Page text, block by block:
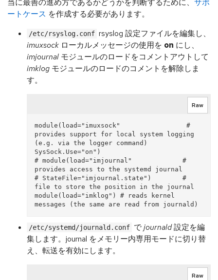
当に最善の進め方であるかどうかを判断するために、 サポ
ートケース を作成する必要があります。
/etc/rsyslog.conf rsyslog 設定ファイルを編集し、
imuxsock ローカルメッセージの使用を on にし、
imjournal モジュールのロードをコメントアウトして
imklog モジュールのロードのコメントを解除しま
す。
Raw
module(load="imuxsock"                 #
provides support for local system logging
(e.g. via the logger command)
SysSock.Use="on")
# module(load="imjournal"             #
provides access to the systemd journal
# StateFile="imjournal.state")        #
file to store the position in the journal
module(load="imklog") # reads kernel
/etc/systemd/journald.conf でjournald設定を編
集します。journal をメモリー内専用モードに切り替
え、転送を有効にします。
Raw